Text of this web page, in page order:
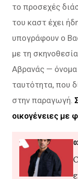
το προσεχές
του καστ έχει
υπογράφουν ο
με τη
Αβρανάς — όνομα
ταυτότητα, που
στην παραγωγή.
οικογένειες με